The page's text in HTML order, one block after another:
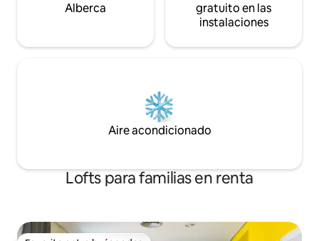
Alberca
gratuito en las
instalaciones
Aire acondicionado
Lofts para familias en renta